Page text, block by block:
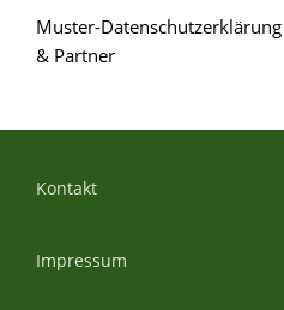
Muster-
& Partner
Kontakt
Impressum